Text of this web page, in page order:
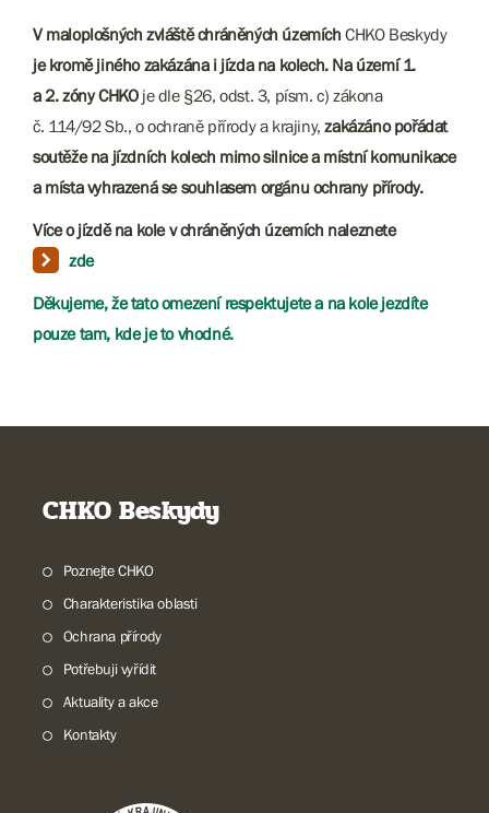
V maloplošných zvláště chráněných územích CHKO Beskydy
je kromě jiného zakázána i jízda na kolech. Na území 1.
a 2. zóny CHKOje dle §26, odst. 3, písm. c) zákona
č. 114/92 Sb., o ochraně přírody a krajiny,zakázáno pořádat
soutěže na jízdních kolech mimo silnice a místní komunikace
a místa vyhrazená se souhlasem orgánu ochrany přírody.
Více o jízdě na kole v chráněných územích naleznete
zde
Děkujeme, že tato omezení respektujete a na kole jezdíte
pouze tam, kde je to vhodné.
CHKO Beskydy
Poznejte CHKO
Charakteristika oblasti
Ochrana přírody
Potřebuji vyřídit
Aktuality a akce
Kontakty